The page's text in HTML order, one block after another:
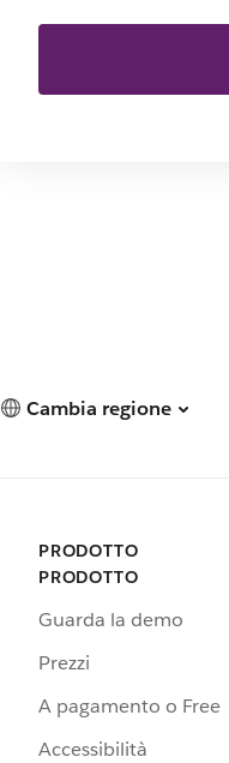
Cambia regione
PRODOTTO
PRODOTTO
Guarda la demo
Prezzi
A pagamento o Free
Accessibilità